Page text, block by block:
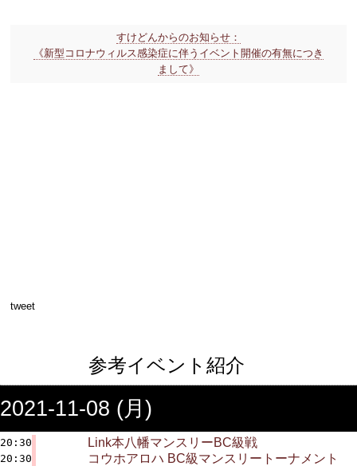
すけどんからのお知らせ：
《新型コロナウィルス感染症に伴うイベント開催の有無につき
まして》
tweet
参考イベント紹介
2021-11-08 (月)
20:30 Link本八幡マンスリーBC級戦
20:30 コウホアロハ BC級マンスリートーナメント